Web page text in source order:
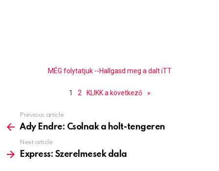
MÉG folytatjuk --Hallgasd meg a dalt iTT
1 2 KLIKK a következő »
more
Previous article
Ady Endre: Csolnak a holt-tengeren
Next article
Express: Szerelmesek dala